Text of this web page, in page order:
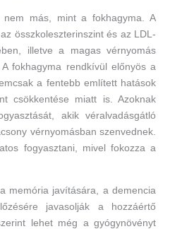
nem más, mint a fokhagyma. A
összkoleszterinszint és az LDL-
illetve a magas vérnyomás
fokhagyma rendkívül előnyös a
a fentebb említett hatások
csökkentése miatt is. Azoknak
akik véralvadásgátló
vérnyomásban szenvednek.
fogyasztani, mivel fokozza a
memória javítására, a demencia
javasolják a hozzáértő
lehet még a gyógynövényt